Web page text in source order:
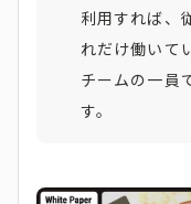
利用すれば、
れだけ働いて
チームの一員
す。